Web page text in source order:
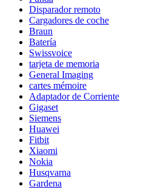
Disparador remoto
Cargadores de coche
Braun
Batería
Swissvoice
tarjeta de memoria
General Imaging
cartes mémoire
Adaptador de Corriente
Gigaset
Siemens
Huawei
Fitbit
Xiaomi
Nokia
Husqvarna
Gardena